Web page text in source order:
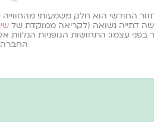
החודשי הוא חלק משמעותי
דתייה נשואה (לקריאה ממוקדת של
בפני עצמו: התחושות הגופניות הנלוות
החברה